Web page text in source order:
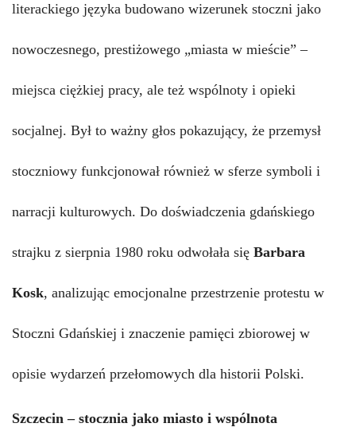
literackiego języka budowano wizerunek stoczni jako
nowoczesnego, prestiżowego „miasta w mieście” –
miejsca ciężkiej pracy, ale też wspólnoty i opieki
socjalnej. Był to ważny głos pokazujący, że przemysł
stoczniowy funkcjonował również w sferze symboli i
narracji kulturowych. Do doświadczenia gdańskiego
strajku z sierpnia 1980 roku odwołała się Barbara
Kosk, analizując emocjonalne przestrzenie protestu w
Stoczni Gdańskiej i znaczenie pamięci zbiorowej w
opisie wydarzeń przełomowych dla historii Polski.
Szczecin – stocznia jako miasto i wspólnota